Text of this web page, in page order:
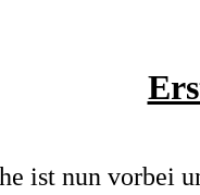
ist nun vorbei